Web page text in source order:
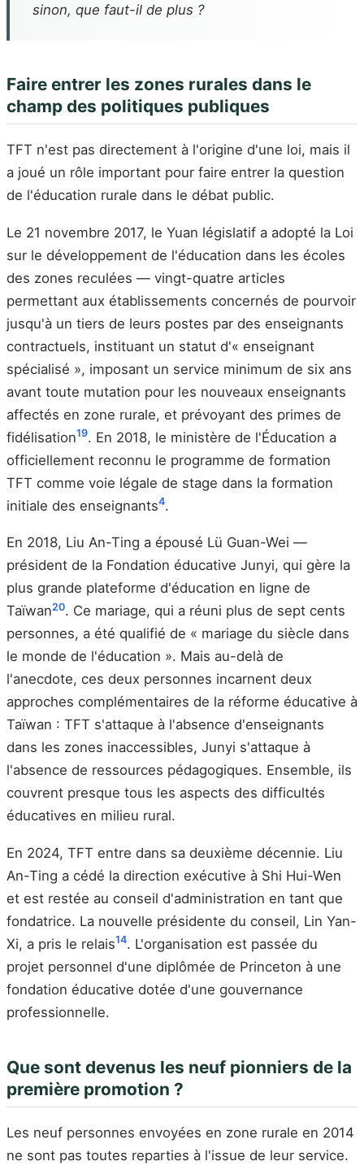
sinon, que faut-il de plus ?
Faire entrer les zones rurales dans le
champ des politiques publiques
TFT n'est pas directement à l'origine d'une loi, mais il
a joué un rôle important pour faire entrer la question
de l'éducation rurale dans le débat public.
Le 21 novembre 2017, le Yuan législatif a adopté la Loi
sur le développement de l'éducation dans les écoles
des zones reculées — vingt-quatre articles
permettant aux établissements concernés de pourvoir
jusqu'à un tiers de leurs postes par des enseignants
contractuels, instituant un statut d'« enseignant
spécialisé », imposant un service minimum de six ans
avant toute mutation pour les nouveaux enseignants
affectés en zone rurale, et prévoyant des primes de
fidélisation19. En 2018, le ministère de l'Éducation a
officiellement reconnu le programme de formation
TFT comme voie légale de stage dans la formation
initiale des enseignants4.
En 2018, Liu An-Ting a épousé Lü Guan-Wei —
président de la Fondation éducative Junyi, qui gère la
plus grande plateforme d'éducation en ligne de
Taïwan20. Ce mariage, qui a réuni plus de sept cents
personnes, a été qualifié de « mariage du siècle dans
le monde de l'éducation ». Mais au-delà de
l'anecdote, ces deux personnes incarnent deux
approches complémentaires de la réforme éducative à
Taïwan : TFT s'attaque à l'absence d'enseignants
dans les zones inaccessibles, Junyi s'attaque à
l'absence de ressources pédagogiques. Ensemble, ils
couvrent presque tous les aspects des difficultés
éducatives en milieu rural.
En 2024, TFT entre dans sa deuxième décennie. Liu
An-Ting a cédé la direction exécutive à Shi Hui-Wen
et est restée au conseil d'administration en tant que
fondatrice. La nouvelle présidente du conseil, Lin Yan-
Xi, a pris le relais14. L'organisation est passée du
projet personnel d'une diplômée de Princeton à une
fondation éducative dotée d'une gouvernance
professionnelle.
Que sont devenus les neuf pionniers de la
première promotion ?
Les neuf personnes envoyées en zone rurale en 2014
ne sont pas toutes reparties à l'issue de leur service.